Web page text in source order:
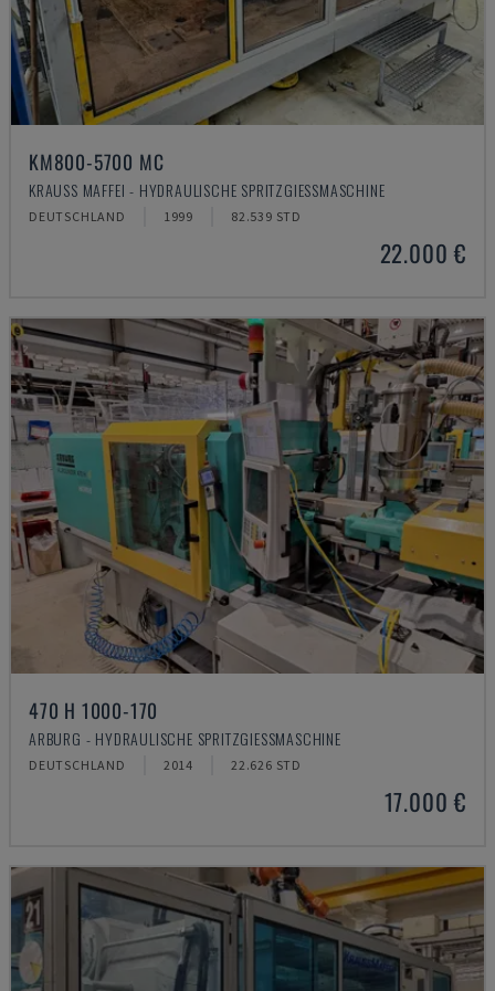
KM800-5700 MC
KRAUSS MAFFEI - HYDRAULISCHE SPRITZGIESSMASCHINE
DEUTSCHLAND 1999 82.539 STD
22.000 €
470 H 1000-170
ARBURG - HYDRAULISCHE SPRITZGIESSMASCHINE
DEUTSCHLAND 2014 22.626 STD
17.000 €